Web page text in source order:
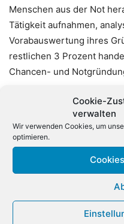
Cookie-
verwalten
Wir verwenden Cookies, um
optimieren.
Menschen aus der Not
Tätigkeit aufnahmen,
Vorabauswertung ihres
restlichen 3 Prozent
Chancen- und
Der überwiegende Teil
machte sich den
selbstständig (85
geplagten Mittelstand
allerdings keine guten